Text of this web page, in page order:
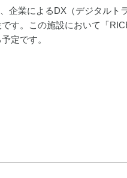
企業によるDX（デジタルト
す。この施設において「
定です。